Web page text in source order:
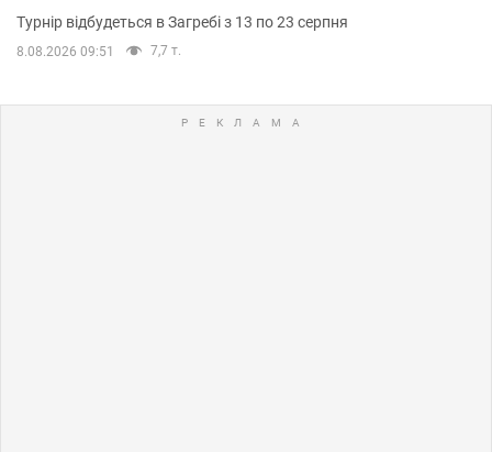
Турнір відбудеться в Загребі з 13 по 23 серпня
8.08.2026 09:51 7,7 т.